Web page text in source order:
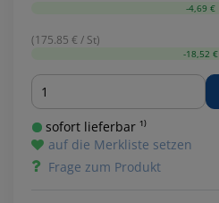
-4,69 €
(175.85 € / St)
-18,52 €
Menge
sofort lieferbar ¹⁾
auf die Merkliste setzen
Frage zum Produkt